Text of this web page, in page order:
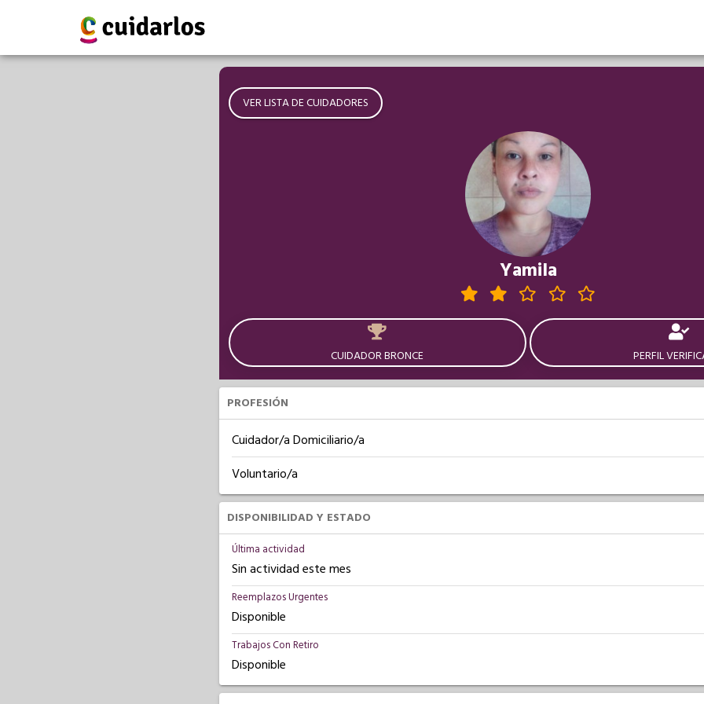
VER LISTA DE CUIDADORES
Yamila
CUIDADOR BRONCE PERFIL
PROFESIÓN
Cuidador/a Domiciliario/a
Voluntario/a
DISPONIBILIDAD Y ESTADO
Última actividad
Sin actividad este mes
Reemplazos Urgentes
Disponible
Trabajos Con Retiro
Disponible